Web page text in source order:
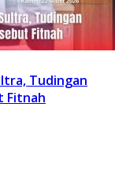
Tudingan
Fitnah